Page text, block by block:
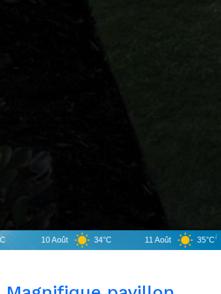
10 Août 34°C 11 Août 35°C